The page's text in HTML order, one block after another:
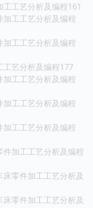
工艺分析及编程161
工工艺分析及编程
工工艺分析及编程
艺分析及编程177
工工艺分析及编程
工工艺分析及编程
工工艺分析及编程
加工工艺分析及编程
零件加工工艺分析及
零件加工工艺分析及